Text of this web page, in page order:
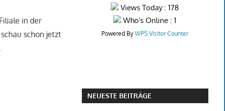
in der
schon jetzt
Views Today : 178
Who's Online : 1
Powered ByWPS Visitor Counter
NEUESTE BEITRÄGE